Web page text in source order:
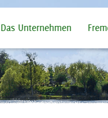
Das Unternehmen